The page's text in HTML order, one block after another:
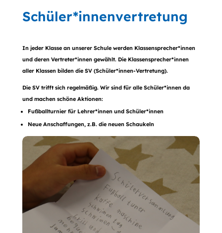
Schüler*innenvertretung
In jeder Klasse an unserer Schule werden Klassensprecher*innen
und deren Vertreter*innen gewählt. Die Klassensprecher*innen
aller Klassen bilden die SV (Schüler*innen-Vertretung).
Die SV trifft sich regelmäßig. Wir sind für alle Schüler*innen da
und machen schöne Aktionen:
Fußballturnier für Lehrer*innen und Schüler*innen
Neue Anschaffungen, z.B. die neuen Schaukeln